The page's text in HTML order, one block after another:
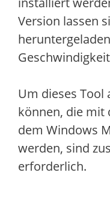
Version lassen
Um dieses Tool
können, die mit
dem Windows
werden, sind
erforderlich.